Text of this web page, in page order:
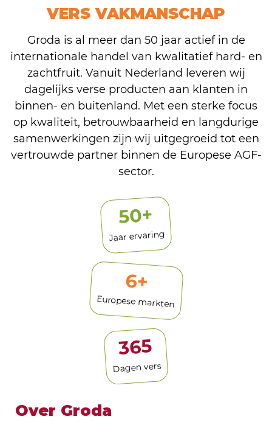
VERS VAKMANSCHAP
Groda is al meer dan 50 jaar actief in de
internationale handel van kwalitatief hard- en
zachtfruit. Vanuit Nederland leveren wij
dagelijks verse producten aan klanten in
binnen- en buitenland. Met een sterke focus
op kwaliteit, betrouwbaarheid en langdurige
samenwerkingen zijn wij uitgegroeid tot een
vertrouwde partner binnen de Europese AGF-
sector.
50+
Jaar ervaring
6+
Europese markten
365
Dagen vers
Over Groda